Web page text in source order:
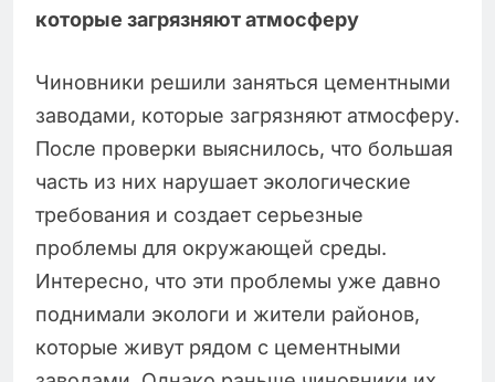
которые загрязняют атмосферу
Чиновники решили заняться цементными
заводами, которые загрязняют атмосферу.
После проверки выяснилось, что большая
часть из них нарушает экологические
требования и создает серьезные
проблемы для окружающей среды.
Интересно, что эти проблемы уже давно
поднимали экологи и жители районов,
которые живут рядом с цементными